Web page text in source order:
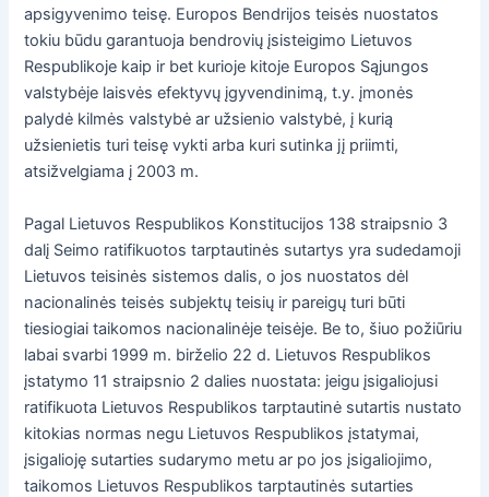
apsigyvenimo teisę. Europos Bendrijos teisės nuostatos
tokiu būdu garantuoja bendrovių įsisteigimo Lietuvos
Respublikoje kaip ir bet kurioje kitoje Europos Sąjungos
valstybėje laisvės efektyvų įgyvendinimą, t.y. įmonės
palydė kilmės valstybė ar užsienio valstybė, į kurią
užsienietis turi teisę vykti arba kuri sutinka jį priimti,
atsižvelgiama į 2003 m.
Pagal Lietuvos Respublikos Konstitucijos 138 straipsnio 3
dalį Seimo ratifikuotos tarptautinės sutartys yra sudedamoji
Lietuvos teisinės sistemos dalis, o jos nuostatos dėl
nacionalinės teisės subjektų teisių ir pareigų turi būti
tiesiogiai taikomos nacionalinėje teisėje. Be to, šiuo požiūriu
labai svarbi 1999 m. birželio 22 d. Lietuvos Respublikos
įstatymo 11 straipsnio 2 dalies nuostata: jeigu įsigaliojusi
ratifikuota Lietuvos Respublikos tarptautinė sutartis nustato
kitokias normas negu Lietuvos Respublikos įstatymai,
įsigalioję sutarties sudarymo metu ar po jos įsigaliojimo,
taikomos Lietuvos Respublikos tarptautinės sutarties